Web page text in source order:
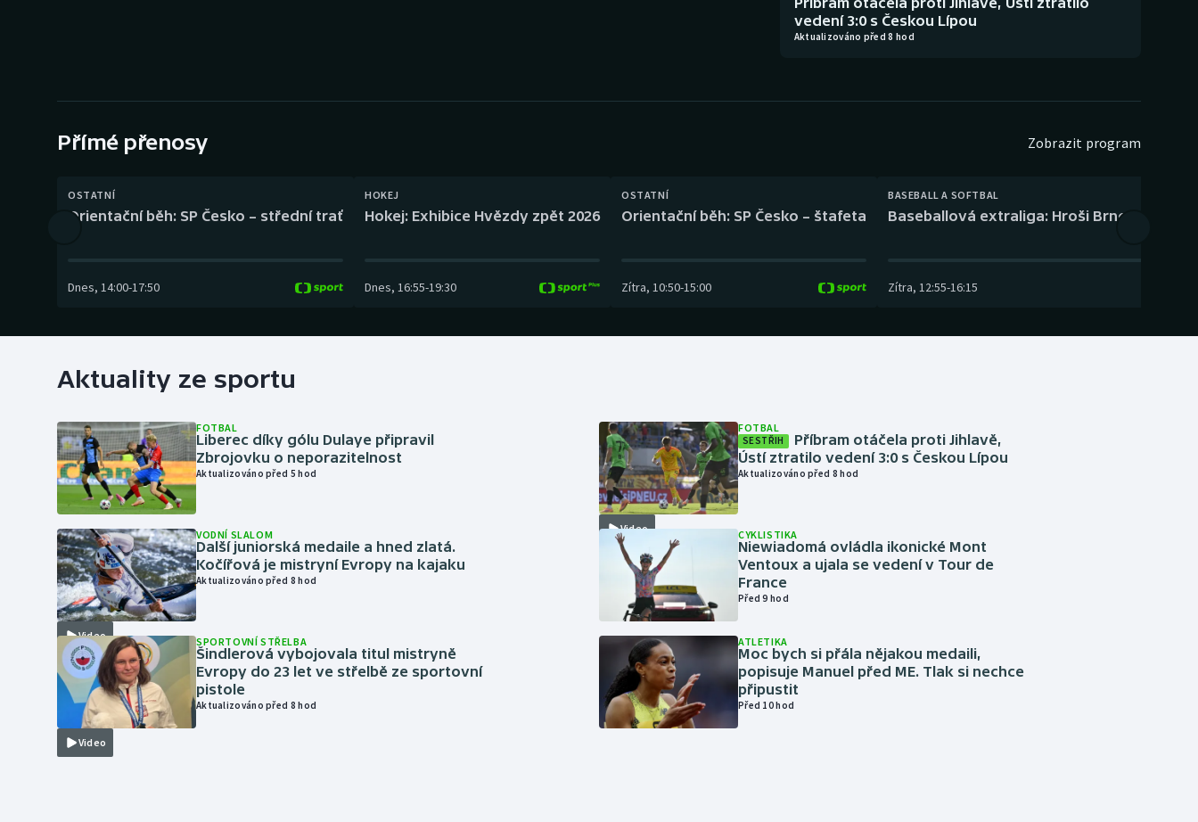
Gymnastika Plážový volejbal
vedení 3:0 s Českou Lípou
Aktualizováno před 8 hod
Přímé přenosy Zobrazit program
OSTATNÍ
Orientační běh: SP Česko – střední trať
Dnes, 14:00-17:50
HOKEJ
Hokej: Exhibice Hvězdy zpět 2026
Dnes, 16:55-19:30
OSTATNÍ
Orientační běh: SP Česko – štafeta
Zítra, 10:50-15:00
BASEBALL A SOFTBAL
Baseballová extraliga: Hroši Brno – Eagles
Zítra, 12:55-16:15
Aktuality ze sportu
FOTBAL
Liberec díky gólu Dulaye připravil
Zbrojovku o neporazitelnost
Aktualizováno před 5 hod
Video
VODNÍ SLALOM
Další juniorská medaile a hned zlatá.
Kočířová je mistryní Evropy na kajaku
Aktualizováno před 8 hod
Video
SPORTOVNÍ STŘELBA
Šindlerová vybojovala titul mistryně
Evropy do 23 let ve střelbě ze sportovní
pistole
Aktualizováno před 8 hod
Video
FOTBAL
SESTŘIH
Příbram otáčela proti Jihlavě,
Ústí ztratilo vedení 3:0 s Českou Lípou
Aktualizováno před 8 hod
CYKLISTIKA
Niewiadomá ovládla ikonické Mont
Ventoux a ujala se vedení v Tour de
France
Před 9 hod
ATLETIKA
Moc bych si přála nějakou medaili,
popisuje Manuel před ME. Tlak si nechce
připustit
Před 10 hod